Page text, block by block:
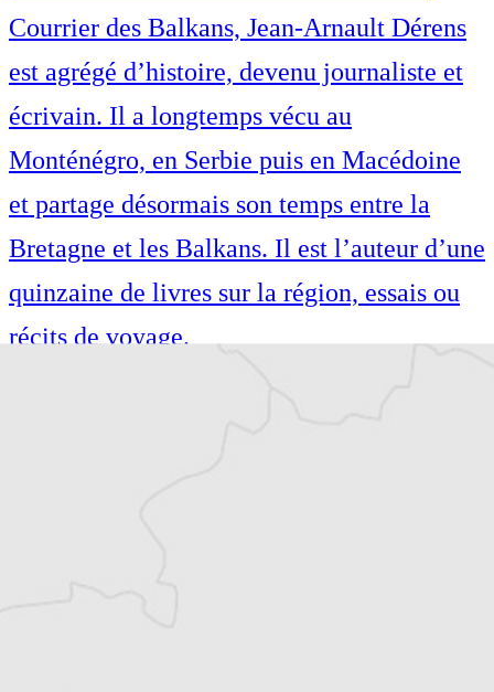
Courrier des Balkans, Jean-Arnault Dérens
est agrégé d’histoire, devenu journaliste et
écrivain. Il a longtemps vécu au
Monténégro, en Serbie puis en Macédoine
et partage désormais son temps entre la
Bretagne et les Balkans. Il est l’auteur d’une
quinzaine de livres sur la région, essais ou
récits de voyage.